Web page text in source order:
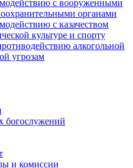
с вооруженными
органами
с казачеством
культуре и спорту
алкогольной
угрозам
богослужений
и комиссии